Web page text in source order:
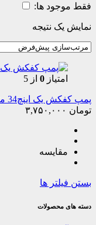
فقط موجود ها:
نمایش یک نتیجه
امتیاز 0 از 5
پمپ کفکش یک اینچ34 متری
تومان
مقایسه
بستن فیلتر ها
دسته های محصولات